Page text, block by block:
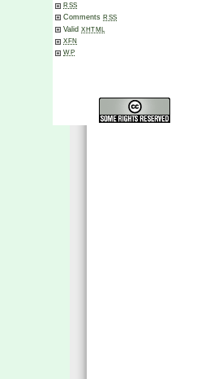
RSS
Comments RSS
Valid XHTML
XFN
WP